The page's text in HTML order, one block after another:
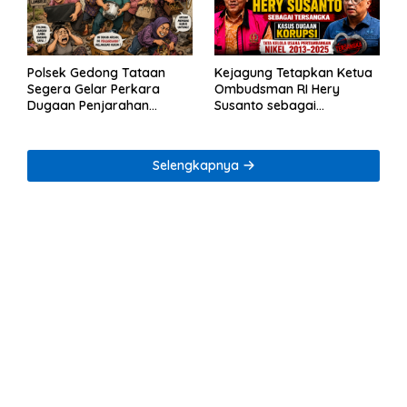
Polsek Gedong Tataan
Segera Gelar Perkara
Dugaan Penjarahan
Kejagung Tetapkan Ketua
Ombudsman RI Hery
Susanto sebagai
Tambang Nikel
Selengkapnya